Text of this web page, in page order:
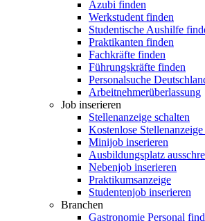
Azubi finden
Werkstudent finden
Studentische Aushilfe
Praktikanten finden
Fachkräfte finden
Führungskräfte finden
Personalsuche
Arbeitnehmerüberlassung
Job inserieren
Stellenanzeige schalten
Kostenlose Stellenanzeige
Minijob inserieren
Ausbildungsplatz
Nebenjob inserieren
Praktikumsanzeige
Studentenjob inserieren
Branchen
Gastronomie Personal